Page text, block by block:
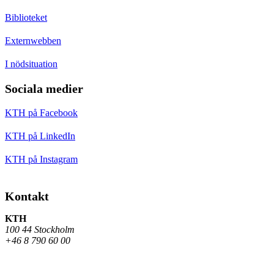
Biblioteket
Externwebben
I nödsituation
Sociala medier
KTH på Facebook
KTH på LinkedIn
KTH på Instagram
Kontakt
KTH
100 44 Stockholm
+46 8 790 60 00